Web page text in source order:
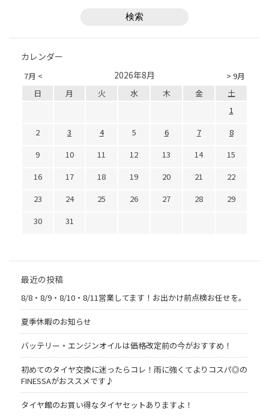
カレンダー
7月 < > 9月
2026年8月
日 月 火 水 木 金
土
1
2
3 4 5 6 7
8
9
10 11 12 13 14
15
16
17 18 19 20 21
22
23
24 25 26 27 28
29
30
31
最近の投稿
8/8・8/9・8/10・8/11営業してます！お出かけ前点検お任せを。
夏季休暇のお知らせ
バッテリー・エンジンオイルは価格改定前の今がおすすめ！
初めてのタイヤ交換に迷ったらコレ！雨に強くてよりコスパ◎の
FINESSAがおススメです♪
タイヤ館のお買い得なタイヤセットありますよ！